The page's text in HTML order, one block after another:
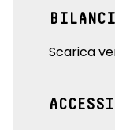
Scarica